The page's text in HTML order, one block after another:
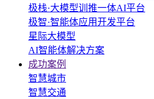
极栈·大模型训推一体AI平台
极智·智能体应用开发平台
星际大模型
AI智能体解决方案
成功案例
智慧城市
智慧交通